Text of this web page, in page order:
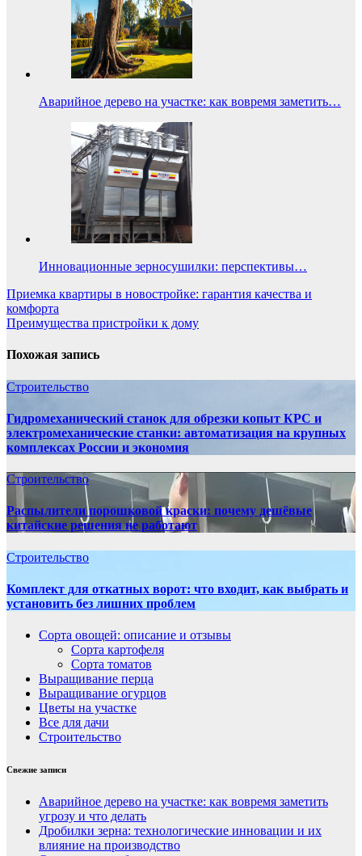
Аварийное дерево на участке: как вовремя заметить…
Инновационные зерносушилки: перспективы…
Навигация
по
Приемка квартиры в новостройке: гарантия качества и
комфорта
Преимущества пристройки к дому
Похожая запись
Строительство
Гидромеханический станок для обрезки копыт КРС и
электромеханические станки: автоматизация на крупных
комплексах России и экономия
Строительство
Распылители порошковой краски: почему дешёвые
китайские решения не работают
Строительство
Комплект для откатных ворот: что входит, как выбрать и
установить без лишних проблем
Сорта овощей: описание и отзывы
Сорта картофеля
Сорта томатов
Выращивание перца
Выращивание огурцов
Цветы на участке
Все для дачи
Строительство
Свежие записи
Аварийное дерево на участке: как вовремя заметить
угрозу и что делать
Дробилки зерна: технологические инновации и их
влияние на производство